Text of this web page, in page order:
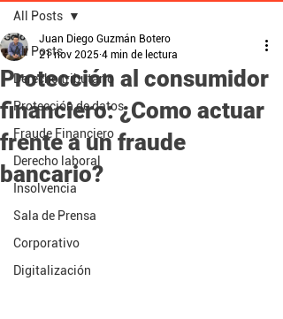
All Posts
Derecho tributario
Protección de datos
Fraude Financiero
Derecho laboral
Insolvencia
Sala de Prensa
Corporativo
Digitalización
All Posts
Protección al consumidor
financiero: ¿Como actuar
frente a un fraude
bancario?
Juan Diego Guzmán Botero
21 nov 2025 4 min de lectura